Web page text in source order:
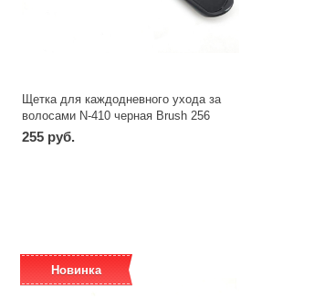
Щетка для каждодневного ухода за
волосами N-410 черная Brush 256
255 руб.
Новинка